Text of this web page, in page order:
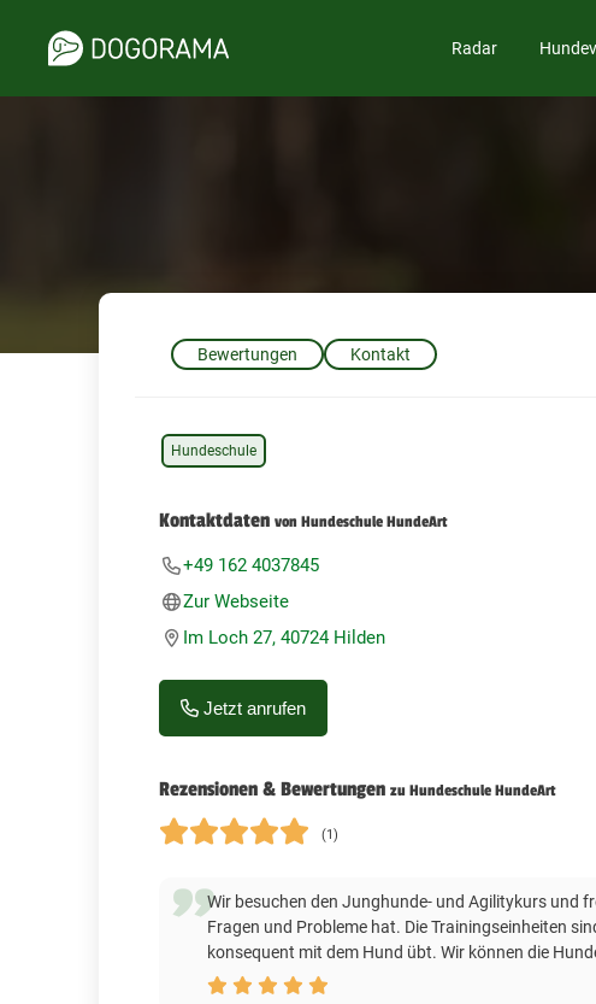
Radar
Bewertungen Kontakt
Hundeschule
Kontaktdaten von Hundeschule HundeArt
+49 162 4037845
Zur Webseite
Im Loch 27, 40724 Hilden
Jetzt anrufen
Rezensionen & Bewertungen zu Hundeschule HundeArt
(1)
Wir besuchen den Junghunde- und Agilitykurs und
Fragen und Probleme hat. Die Trainingseinheiten
konsequent mit dem Hund übt. Wir können die